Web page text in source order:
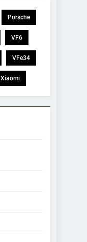
Porsche
VF6
VFe34
Xiaomi